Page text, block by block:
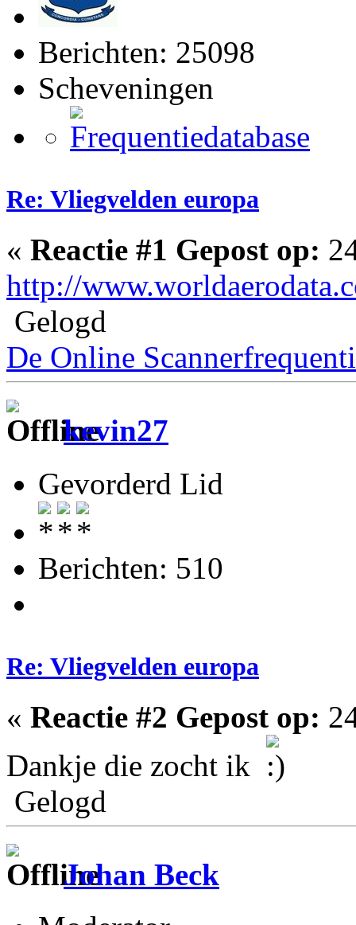
Berichten: 25098
Scheveningen
Re: Vliegvelden europa
« Reactie #1 Gepost op:
http://
Gelogd
De Online
kevin27
Gevorderd Lid
Berichten: 510
Re: Vliegvelden europa
« Reactie #2 Gepost op:
Dankje die zocht ik
Gelogd
Johan Beck